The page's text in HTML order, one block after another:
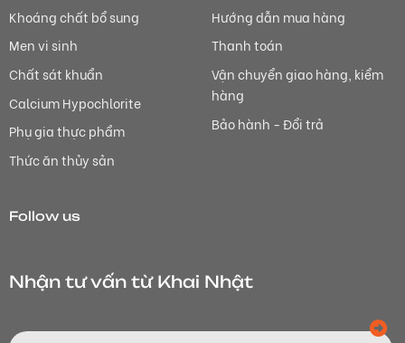
Khoáng chất bổ sung
Men vi sinh
Chất sát khuẩn
Calcium Hypochlorite
Phụ gia thực phẩm
Thức ăn thủy sản
Hướng dẫn mua hàng
Thanh toán
Vận chuyển giao hàng, kiểm
hàng
Bảo hành - Đổi trả
Follow us
Nhận tư vấn từ Khai Nhật